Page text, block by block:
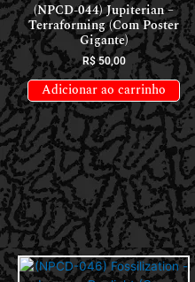
(NPCD-044) Jupiterian –
Terraforming (Com Poster
Gigante)
R$50,00
Adicionar ao carrinho